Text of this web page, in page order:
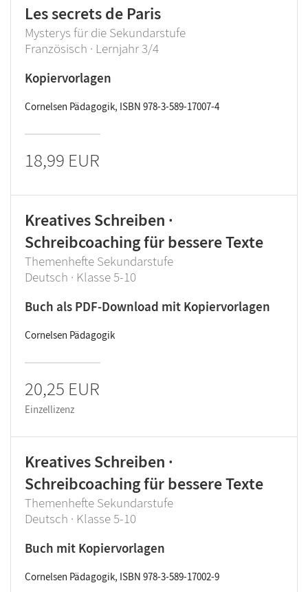
Les secrets de Paris
Mysterys für die Sekundarstufe
Französisch · Lernjahr 3/4
Kopiervorlagen
Cornelsen Pädagogik, ISBN 978-3-589-17007-4
18,99 EUR
Kreatives Schreiben ·
Schreibcoaching für bessere Texte
Themenhefte Sekundarstufe
Deutsch · Klasse 5-10
Buch als PDF-Download mit Kopiervorlagen
Cornelsen Pädagogik
20,25 EUR
Einzellizenz
Kreatives Schreiben ·
Schreibcoaching für bessere Texte
Themenhefte Sekundarstufe
Deutsch · Klasse 5-10
Buch mit Kopiervorlagen
Cornelsen Pädagogik, ISBN 978-3-589-17002-9